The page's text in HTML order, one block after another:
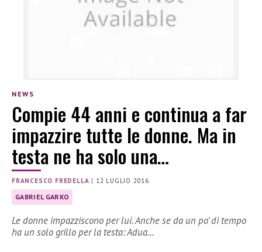
NEWS
Compie 44 anni e continua a far
impazzire tutte le donne. Ma in
testa ne ha solo una…
FRANCESCO FREDELLA | 12 LUGLIO 2016
GABRIEL GARKO
Le donne impazziscono per lui. Anche se da un po’ di tempo
ha un solo grillo per la testa: Adua…